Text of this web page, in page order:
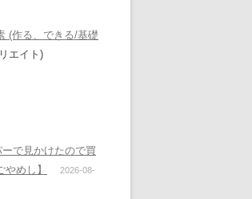
(作る、できる/基礎
エイト)
で見かけたので買
めし】
2026-08-